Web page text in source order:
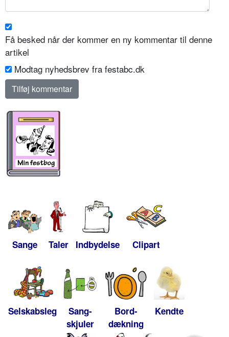
Få besked når der kommer en ny kommentar til denne
artikel
Modtag nyhedsbrev fra festabc.dk
Sange Taler Indbydelse Clipart
Selskabsleg
Sang-
skjuler
Bord-
dækning
Kendte